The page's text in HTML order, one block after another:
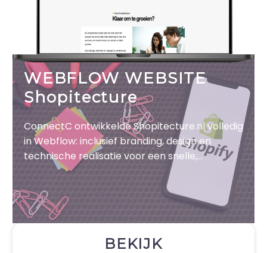
WEBFLOW WEBSITE
Shopitecture
ConnectC ontwikkelde Shopitecture.nl volledig
in Webflow: inclusief branding, design en
technische realisatie voor een snelle,
gebruiksvriendelijke en conversiegerichte
website.
BEKIJK